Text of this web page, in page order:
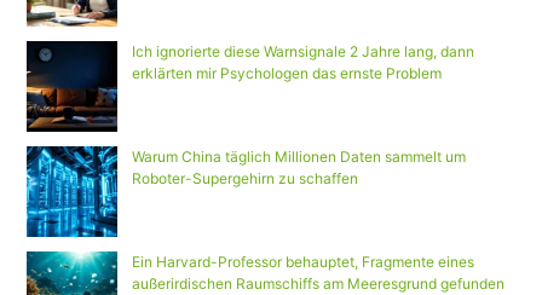
Ich ignorierte diese Warnsignale 2 Jahre lang, dann
erklärten mir Psychologen das ernste Problem
Warum China täglich Millionen Daten sammelt um
Roboter-Supergehirn zu schaffen
Ein Harvard-Professor behauptet, Fragmente eines
außerirdischen Raumschiffs am Meeresgrund gefunden